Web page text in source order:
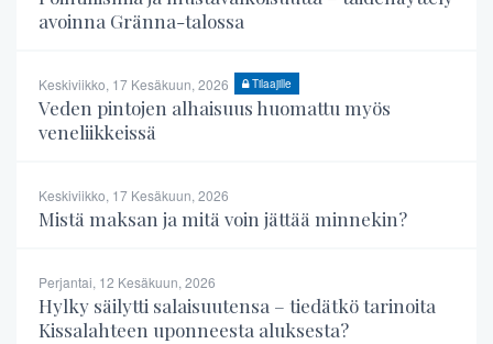
avoinna Gränna-talossa
Keskiviikko, 17 Kesäkuun, 2026 Tilaajille
Veden pintojen alhaisuus huomattu myös
veneliikkeissä
Keskiviikko, 17 Kesäkuun, 2026
Mistä maksan ja mitä voin jättää minnekin?
Perjantai, 12 Kesäkuun, 2026
Hylky säilytti salaisuutensa – tiedätkö tarinoita
Kissalahteen uponneesta aluksesta?